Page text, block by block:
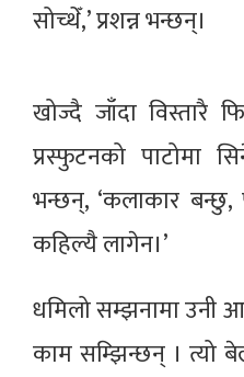
सोच्थेँ,’ प्रशन्न भन्छन्।
खोज्दै जाँदा विस्तारै
प्रस्फुटनको पाटोमा
भन्छन्, ‘कलाकार बन्छु,
कहिल्यै लागेन।’
धमिलो सम्झनामा
काम सम्झिन्छन् । त्यो